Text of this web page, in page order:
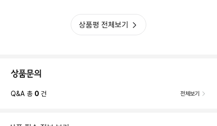
상품평 전체보기
상품문의
Q&A 총 0 건 전체보기